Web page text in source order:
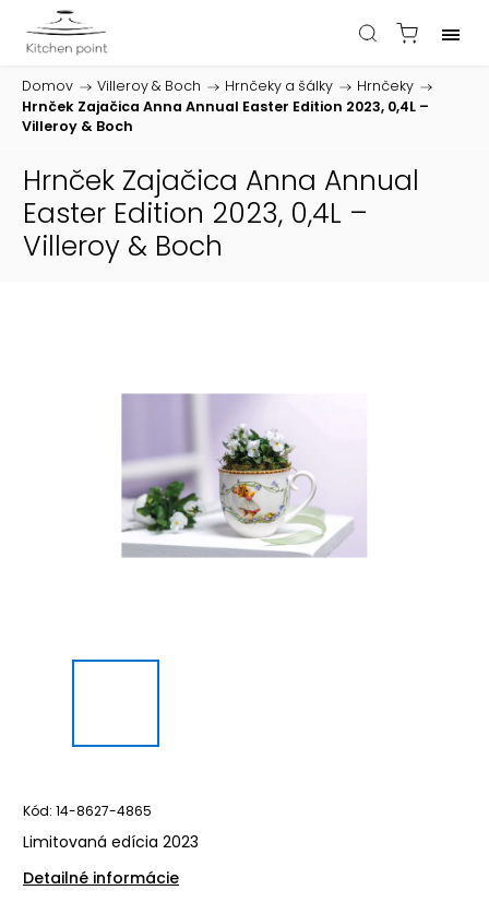
Domov / Villeroy & Boch / Hrnčeky a šálky / Hrnčeky /
Hrnček Zajačica Anna Annual Easter Edition 2023, 0,4L –
Villeroy & Boch
Hrnček Zajačica Anna Annual
Easter Edition 2023, 0,4L –
Villeroy & Boch
Kód: 14-8627-4865
Limitovaná edícia 2023
Detailné informácie